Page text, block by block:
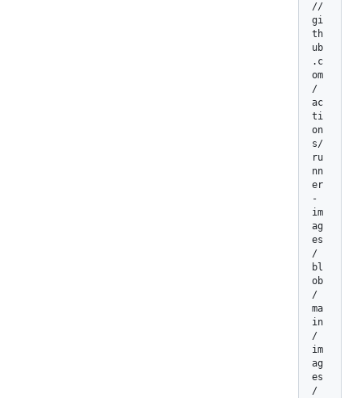
//
gi
th
ub
.c
om
/
ac
ti
on
s/
ru
nn
er
-
im
ag
es
/
bl
ob
/
ma
in
/
im
ag
es
/